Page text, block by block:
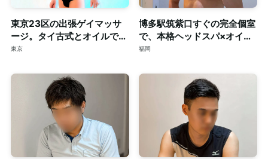
東京23区の出張ゲイマッサ
ージ。タイ古式とオイルで心
身を深く整える至福のリラク
東京
博多駅筑紫口すぐの完全個室
で、本格ヘッドスパ×オイル
マッサージ。ご予約はDMで
福岡